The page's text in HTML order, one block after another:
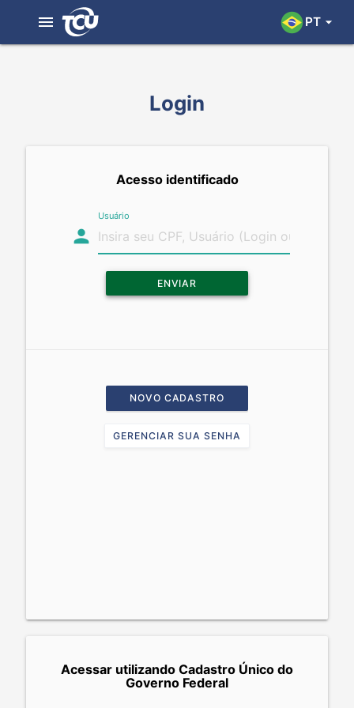
menu PTarrow_drop_down
Login
Acesso identificado
person
Usuário
ENVIAR
NOVO CADASTRO
GERENCIAR SUA SENHA
Acessar utilizando Cadastro Único do
Governo Federal